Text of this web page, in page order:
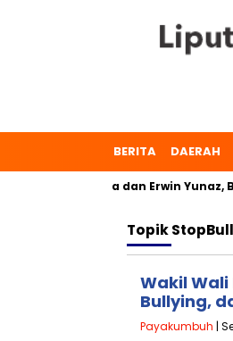
BERITA DAERAH
Dr. Zulmaeta dan Erwin Yunaz,
Topik
Wakil Wali
Bullying,
Payakumbuh |